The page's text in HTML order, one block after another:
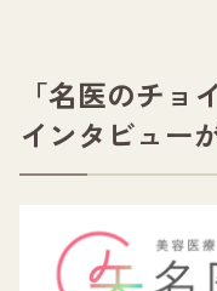
「名医のチョ
インタビュー